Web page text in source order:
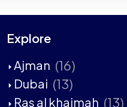
Explore
Ajman (16)
Dubai (13)
Ras al khaimah (13)